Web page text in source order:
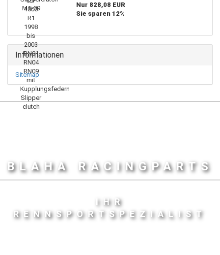
Nur 828,08 EUR
Sie sparen 12%
Informationen
Sitemap
BLAHA RACINGPARTS
IHR
RENNSPORTSPEZIALIST